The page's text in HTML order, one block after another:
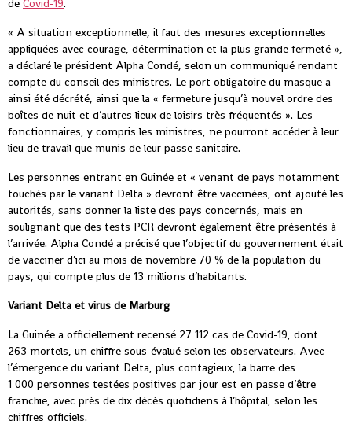
de Covid-19.
« A situation exceptionnelle, il faut des mesures exceptionnelles
appliquées avec courage, détermination et la plus grande fermeté »,
a déclaré le président Alpha Condé, selon un communiqué rendant
compte du conseil des ministres. Le port obligatoire du masque a
ainsi été décrété, ainsi que la « fermeture jusqu’à nouvel ordre des
boîtes de nuit et d’autres lieux de loisirs très fréquentés ». Les
fonctionnaires, y compris les ministres, ne pourront accéder à leur
lieu de travail que munis de leur passe sanitaire.
Les personnes entrant en Guinée et « venant de pays notamment
touchés par le variant Delta » devront être vaccinées, ont ajouté les
autorités, sans donner la liste des pays concernés, mais en
soulignant que des tests PCR devront également être présentés à
l’arrivée. Alpha Condé a précisé que l’objectif du gouvernement était
de vacciner d’ici au mois de novembre 70 % de la population du
pays, qui compte plus de 13 millions d’habitants.
Variant Delta et virus de Marburg
La Guinée a officiellement recensé 27 112 cas de Covid-19, dont
263 mortels, un chiffre sous-évalué selon les observateurs. Avec
l’émergence du variant Delta, plus contagieux, la barre des
1 000 personnes testées positives par jour est en passe d’être
franchie, avec près de dix décès quotidiens à l’hôpital, selon les
chiffres officiels.